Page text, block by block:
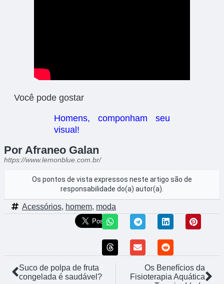
Você pode gostar
Homens, componham seu
visual!
Por Afraneo Galan
https://www.lemonblue.com.br/
Os pontos de vista expressos neste artigo são de
responsabilidade do(a) autor(a).
Acessórios, homem, moda
Suco de polpa de fruta
congelada é saudável?
Os Benefícios da
Fisioterapia Aquática